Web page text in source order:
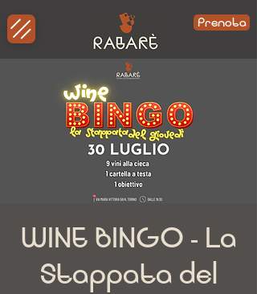
Prenota
WINE BINGO - La
Stappata del